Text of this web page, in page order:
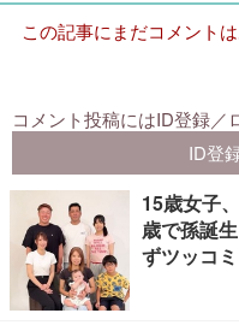
15歳女子
歳で孫誕
ずツッコ